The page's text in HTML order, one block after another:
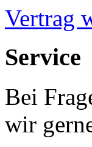
Vertrag
Service
Bei
wir